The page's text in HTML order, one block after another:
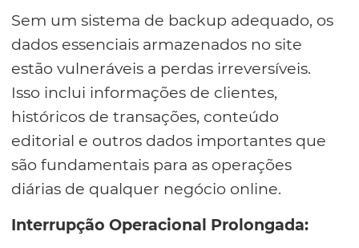
Sem um sistema de backup adequado, os
dados essenciais armazenados no site
estão vulneráveis a perdas irreversíveis.
Isso inclui informações de clientes,
históricos de transações, conteúdo
editorial e outros dados importantes que
são fundamentais para as operações
diárias de qualquer negócio online.
Interrupção Operacional Prolongada: